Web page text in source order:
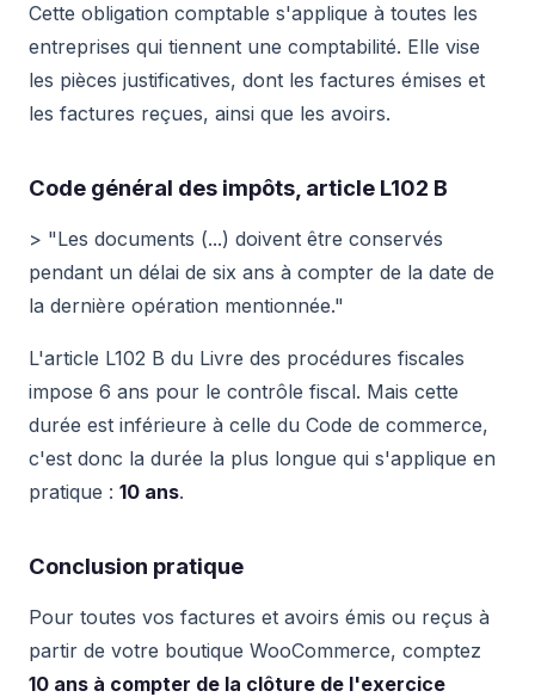
Cette obligation comptable s'applique à toutes les
entreprises qui tiennent une comptabilité. Elle vise
les pièces justificatives, dont les factures émises et
les factures reçues, ainsi que les avoirs.
Code général des impôts, article L102 B
> "Les documents (...) doivent être conservés
pendant un délai de six ans à compter de la date de
la dernière opération mentionnée."
L'article L102 B du Livre des procédures fiscales
impose 6 ans pour le contrôle fiscal. Mais cette
durée est inférieure à celle du Code de commerce,
c'est donc la durée la plus longue qui s'applique en
pratique : 10 ans.
Conclusion pratique
Pour toutes vos factures et avoirs émis ou reçus à
partir de votre boutique WooCommerce, comptez
10 ans à compter de la clôture de l'exercice